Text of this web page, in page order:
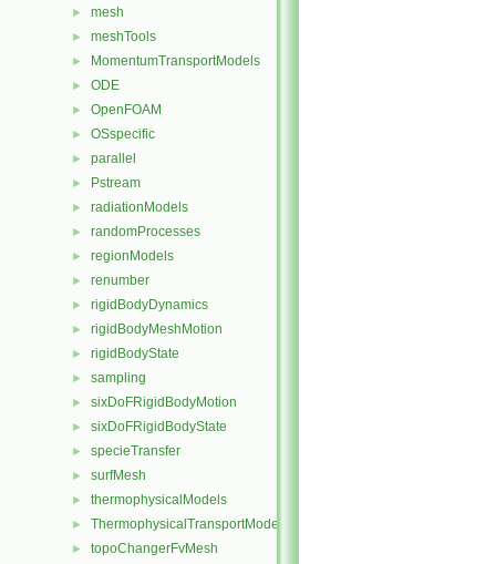
► mesh
► meshTools
► MomentumTransportModels
► ODE
► OpenFOAM
► OSspecific
► parallel
► Pstream
► radiationModels
► randomProcesses
► regionModels
► renumber
► rigidBodyDynamics
► rigidBodyMeshMotion
► rigidBodyState
► sampling
► sixDoFRigidBodyMotion
► sixDoFRigidBodyState
► specieTransfer
► surfMesh
► thermophysicalModels
► ThermophysicalTransportModels
► topoChangerFvMesh